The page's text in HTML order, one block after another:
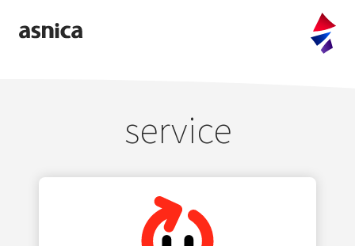
values
access
information
service